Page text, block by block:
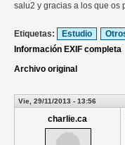
salu2 y gracias a los que os
Etiquetas: Estudio
Información EXIF completa
Archivo original
Vie, 29/11/2013 - 13:56
charlie.ca